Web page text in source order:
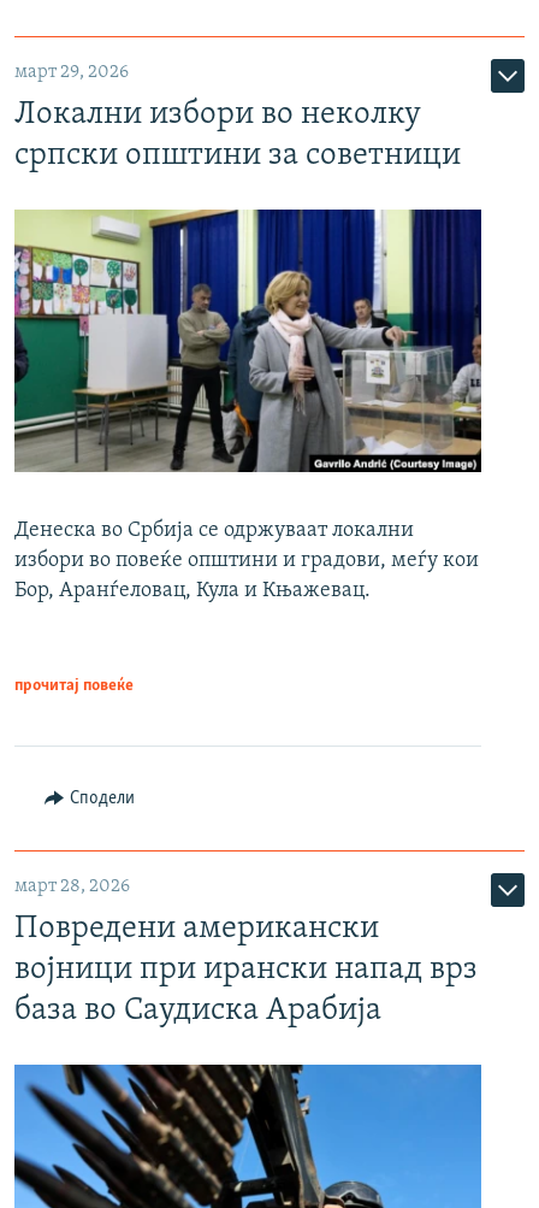
март 29, 2026
Локални избори во неколку
српски општини за советници
Денеска во Србија се одржуваат локални
избори во повеќе општини и градови, меѓу кои
Бор, Аранѓеловац, Кула и Књажевац.
прочитај повеќе
Сподели
март 28, 2026
Повредени американски
војници при ирански напад врз
база во Саудиска Арабија